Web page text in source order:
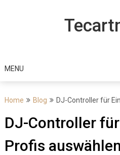
MENU
Home Blog DJ-Controller für
DJ-Controller
Profis auswählen